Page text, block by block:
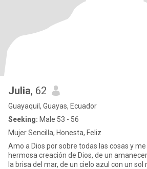
Julia, 62
Guayaquil, Guayas, Ecuador
Seeking: Male 53 - 56
Mujer Sencilla, Honesta, Feliz
Amo a Dios por sobre todas las cosas y
hermosa creación de Dios, de un
la brisa del mar, de un cielo azul con un sol